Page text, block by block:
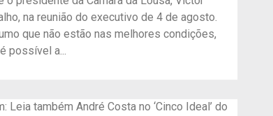
na reunião do executivo de 4 de agosto.
que não estão nas melhores condições,
possível a...